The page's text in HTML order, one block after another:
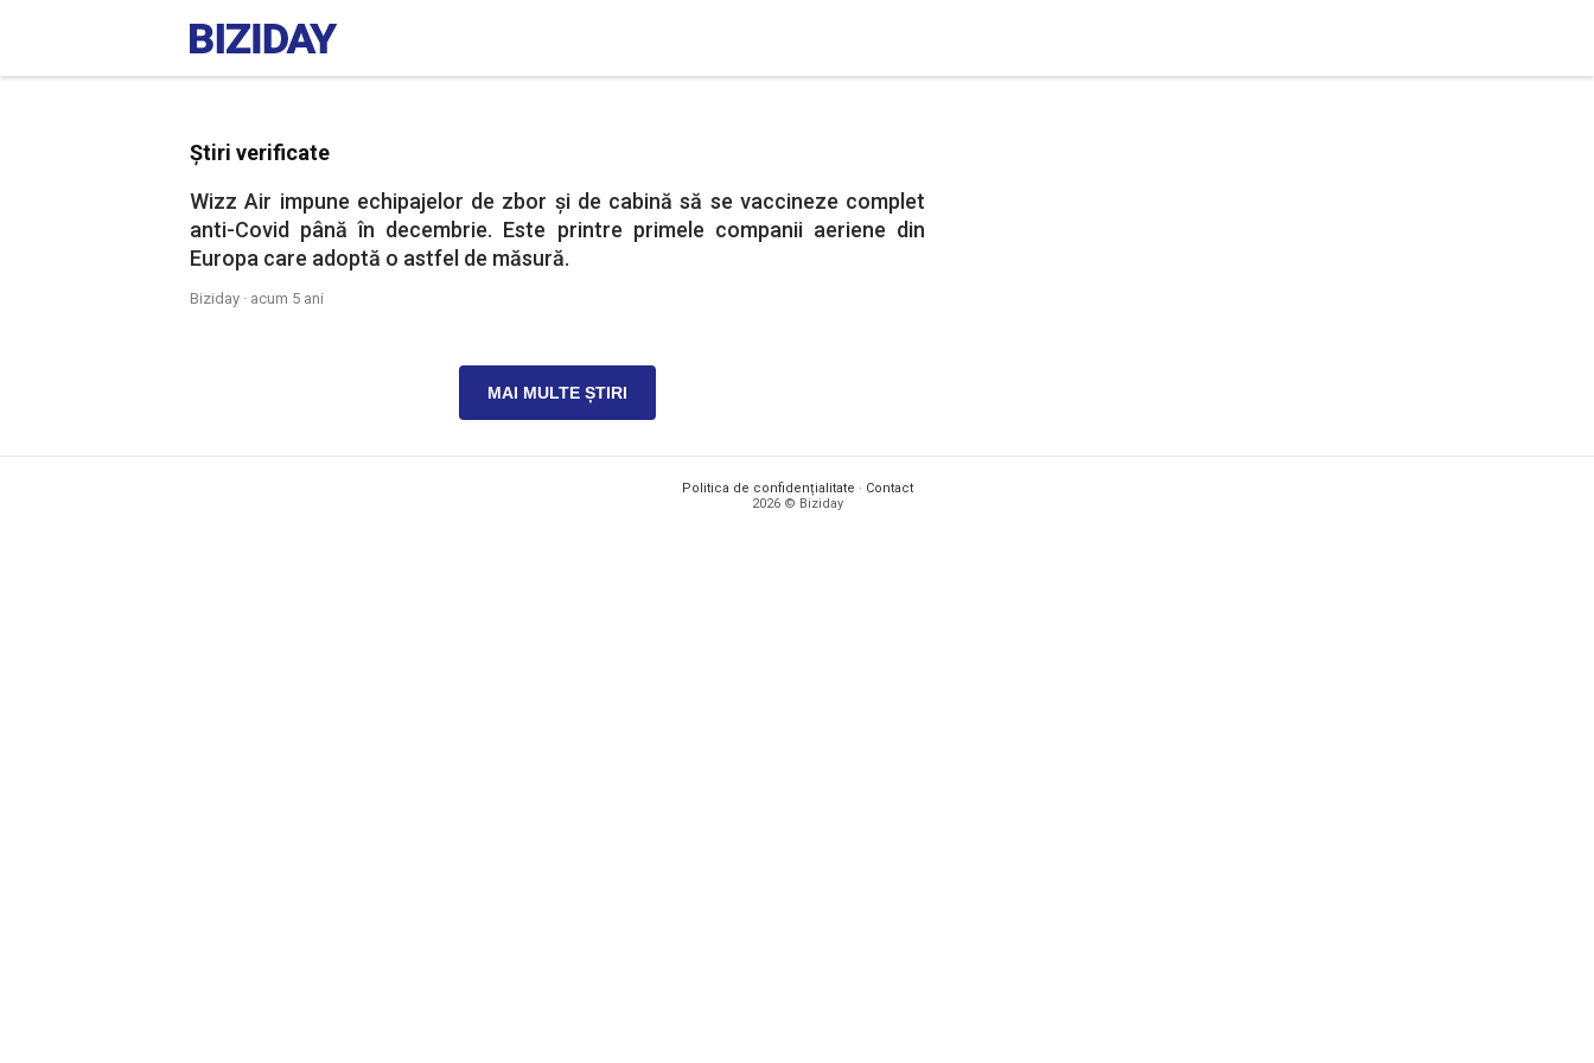
Știri verificate
Wizz Air impune echipajelor de zbor și de cabină să se vaccineze complet
anti-Covid până în decembrie. Este printre primele companii aeriene din
Europa care adoptă o astfel de măsură.
Biziday · acum 5 ani
MAI MULTE ȘTIRI
Politica de confidențialitate · Contact
2026 © Biziday